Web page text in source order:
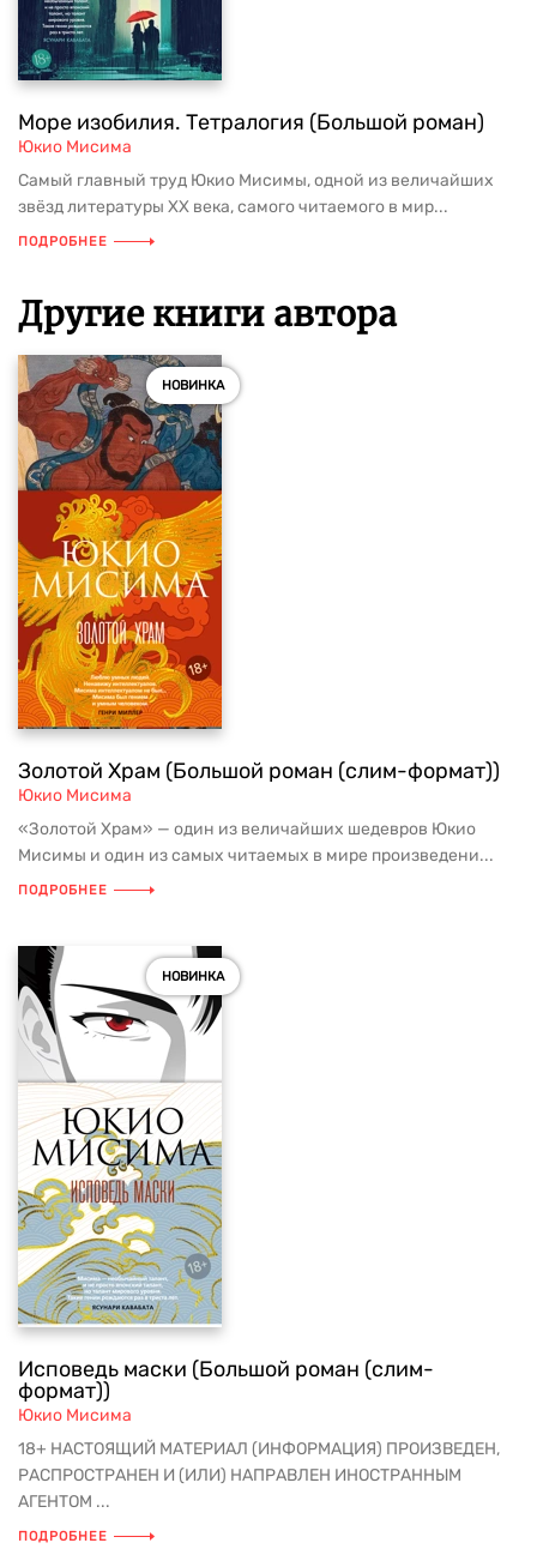
Море изобилия. Тетралогия (Большой роман)
Юкио Мисима
Самый главный труд Юкио Мисимы, одной из величайших
звёзд литературы XX века, самого читаемого в мир...
ПОДРОБНЕЕ
Другие книги автора
НОВИНКА
Золотой Храм (Большой роман (слим-формат))
Юкио Мисима
«Золотой Храм» — один из величайших шедевров Юкио
Мисимы и один из самых читаемых в мире произведени...
ПОДРОБНЕЕ
НОВИНКА
Исповедь маски (Большой роман (слим-
формат))
Юкио Мисима
18+ НАСТОЯЩИЙ МАТЕРИАЛ (ИНФОРМАЦИЯ) ПРОИЗВЕДЕН,
РАСПРОСТРАНЕН И (ИЛИ) НАПРАВЛЕН ИНОСТРАННЫМ
АГЕНТОМ ...
ПОДРОБНЕЕ